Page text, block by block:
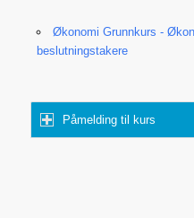
Økonomi Grunnkurs -
beslutningstakere
Påmelding til kurs